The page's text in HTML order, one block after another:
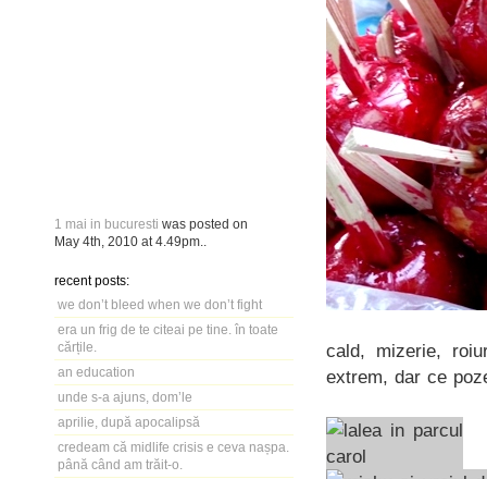
1 mai in bucuresti was posted on
May 4th, 2010 at 4.49pm
recent posts:
we don’t bleed when we don’t fight
era un frig de te citeai pe tine. în toate
cărțile.
an education
unde s-a ajuns, dom’le
aprilie, după apocalipsă
credeam că midlife crisis e ceva nașpa.
până când am trăit-o.
cald, mizerie,
extrem, dar ce